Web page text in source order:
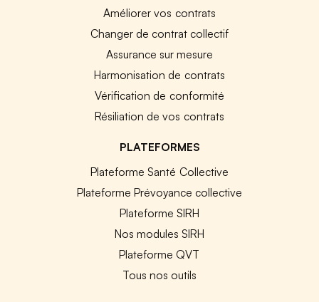
Améliorer vos contrats
Changer de contrat collectif
Assurance sur mesure
Harmonisation de contrats
Vérification de conformité
Résiliation de vos contrats
PLATEFORMES
Plateforme Santé Collective
Plateforme Prévoyance collective
Plateforme SIRH
Nos modules SIRH
Plateforme QVT
Tous nos outils